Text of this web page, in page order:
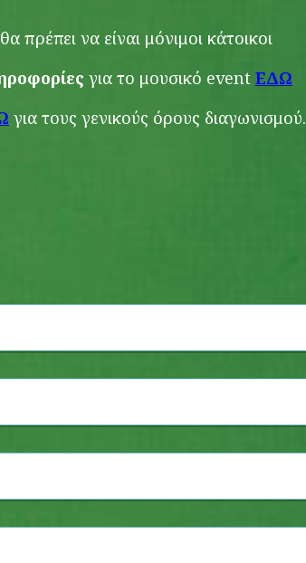
πρέπει να είναι μόνιμοι κάτοικοι
για το μουσικό event ΕΔΩ
για τους γενικούς όρους διαγωνισμού.